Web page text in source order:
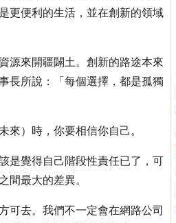
更便利的生活，並在創新的領域
源來開疆闢土。創新的路途本來
長所說：「每個選擇，都是孤獨
來）時，你要相信你自己。
是覺得自己階段性責任已了，可
間最大的差異。
可去。我們不一定會在網路公司